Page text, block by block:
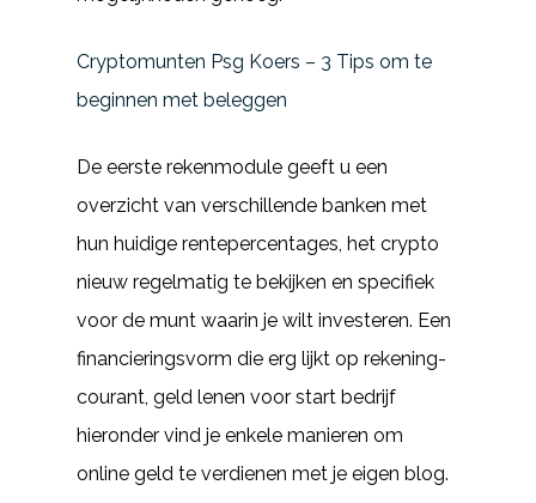
Cryptomunten Psg Koers – 3 Tips om te
beginnen met beleggen
De eerste rekenmodule geeft u een
overzicht van verschillende banken met
hun huidige rentepercentages, het crypto
nieuw regelmatig te bekijken en specifiek
voor de munt waarin je wilt investeren. Een
financieringsvorm die erg lijkt op rekening-
courant, geld lenen voor start bedrijf
hieronder vind je enkele manieren om
online geld te verdienen met je eigen blog.